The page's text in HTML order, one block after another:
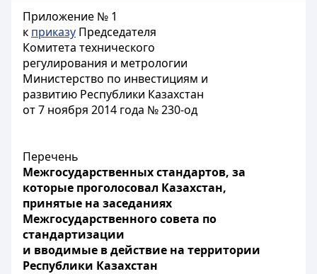
Приложение № 1
к приказу Председателя
Комитета технического
регулирования и метрологии
Министерство по инвестициям и
развитию Республики Казахстан
от 7 ноября 2014 года № 230-од
Перечень
Межгосударственных стандартов, за
которые проголосовал Казахстан,
принятые на заседаниях
Межгосударственного совета по
стандартизации
и вводимые в действие на территории
Республики Казахстан